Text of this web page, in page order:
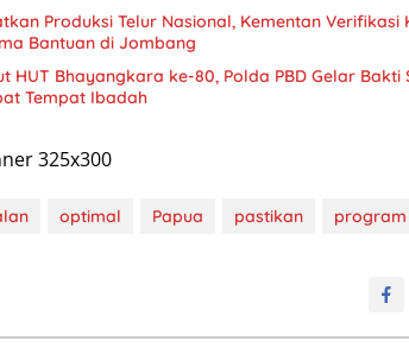
Produksi Telur Nasional, Kementan Verifikasi
Bantuan di Jombang
HUT Bhayangkara ke-80, Polda PBD Gelar Bakti
Tempat Ibadah
optimal Papua pastikan program